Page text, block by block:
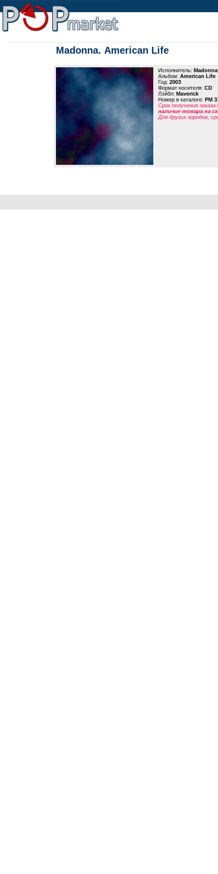
Madonna. American Life
Исполнитель: Madonna
Альбом: American Life
Год: 2003
Формат носителя: CD
Лэйбл: Maverick
Номер в каталоге: PM
Срок получения
наличие товара на
Для других городов,